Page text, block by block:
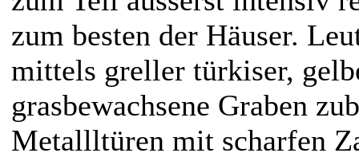
zum besten der Häuser.
mittels greller türkiser,
grasbewachsene Graben
Metallltüren mit scharfen